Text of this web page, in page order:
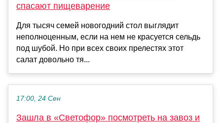
спасают пищеварение
Для тысяч семей новогодний стол выглядит
неполноценным, если на нем не красуется сельдь
под шубой. Но при всех своих прелестях этот
салат довольно тя...
17:00, 24 Сен
Зашла в «Светофор» посмотреть на завоз и